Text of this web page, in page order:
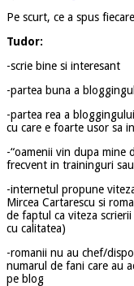
Pe scurt, ce a spus
Tudor:
-scrie bine si interesant
-partea buna a
-partea rea a
cu care e foarte usor sa
-“oamenii vin dupa mine
frecvent in traininguri
-internetul propune
Mircea Cartarescu si
de faptul ca viteza
cu calitatea)
-romanii nu au chef/
numarul de fani care au
pe blog